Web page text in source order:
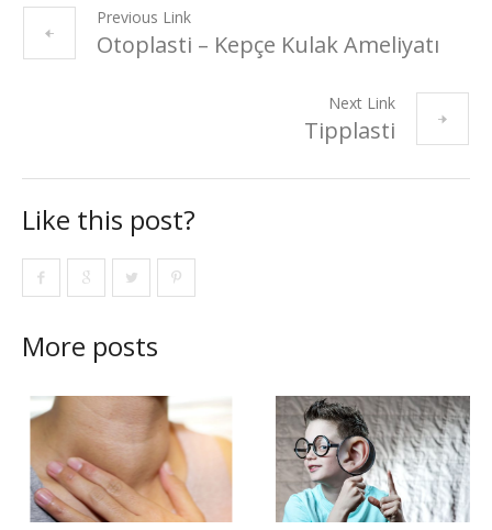
Previous Link
Otoplasti – Kepçe Kulak Ameliyatı
Next Link
Tipplasti
Like this post?
More posts